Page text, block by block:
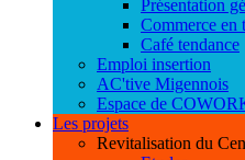
Présentation
Commerce en
Café tendance
Emploi insertion
AC'tive Migennois
Espace de
Les projets
Revitalisation du